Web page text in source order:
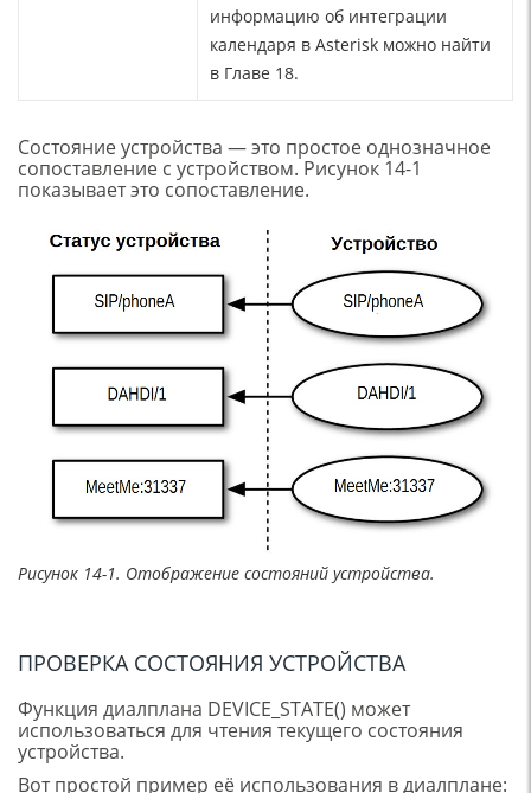
информацию об интеграции
календаря в Asterisk можно найти
в Главе 18.
Состояние устройства — это простое однозначное
сопоставление с устройством. Рисунок 14-1
показывает это сопоставление.
Рисунок 14-1. Отображение состояний устройства.
ПРОВЕРКА СОСТОЯНИЯ УСТРОЙСТВА
Функция диалплана DEVICE_STATE() может
использоваться для чтения текущего состояния
устройства.
Вот простой пример её использования в диалплане: